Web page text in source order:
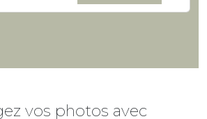
vos photos avec